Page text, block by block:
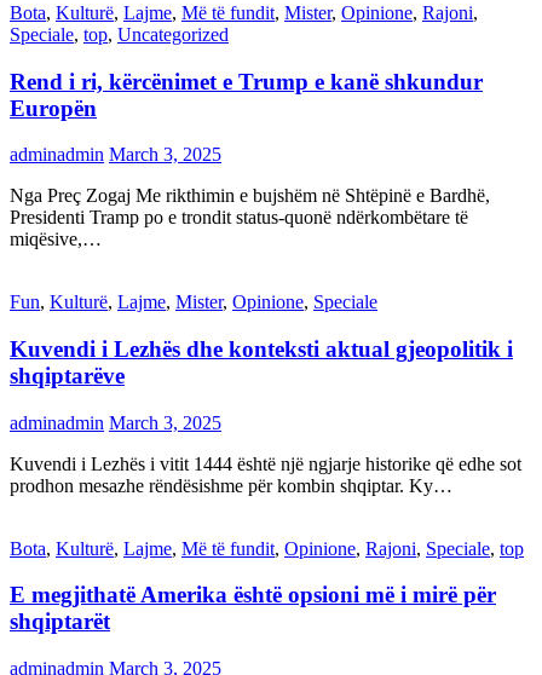
Bota, Kulturë, Lajme, Më të fundit, Mister, Opinione, Rajoni,
Speciale, top, Uncategorized
Rend i ri, kërcënimet e Trump e kanë shkundur
Europën
adminadmin March 3, 2025
Nga Preç Zogaj Me rikthimin e bujshëm në Shtëpinë e Bardhë,
Presidenti Tramp po e trondit status-quonë ndërkombëtare të
miqësive,…
Fun, Kulturë, Lajme, Mister, Opinione, Speciale
Kuvendi i Lezhës dhe konteksti aktual gjeopolitik i
shqiptarëve
adminadmin March 3, 2025
Kuvendi i Lezhës i vitit 1444 është një ngjarje historike që edhe sot
prodhon mesazhe rëndësishme për kombin shqiptar. Ky…
Bota, Kulturë, Lajme, Më të fundit, Opinione, Rajoni, Speciale, top
E megjithatë Amerika është opsioni më i mirë për
shqiptarët
adminadmin March 3, 2025